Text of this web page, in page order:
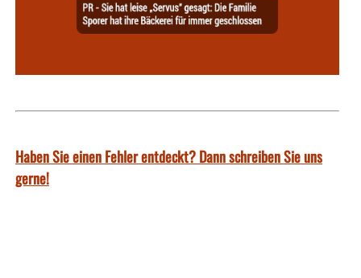
Haben Sie einen Fehler entdeckt? Dann schreiben Sie uns
gerne!